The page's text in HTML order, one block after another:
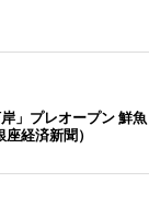
岸」プレオープン 鮮
経済新聞）